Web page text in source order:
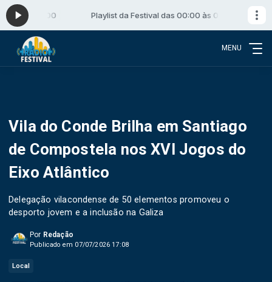
às 06:00 Playlist da Festival das 00:00 às 06:00
MENU
Vila do Conde Brilha em Santiago
de Compostela nos XVI Jogos do
Eixo Atlântico
Delegação vilacondense de 50 elementos promoveu o
desporto jovem e a inclusão na Galiza
Por Redação
Publicado em 07/07/2026 17:08
Local